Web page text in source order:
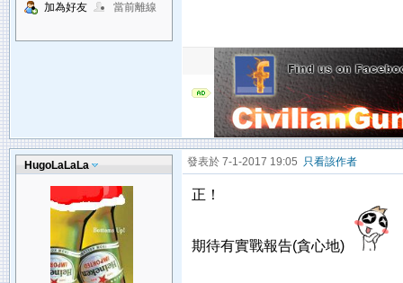
加為好友
當前離線
HugoLaLaLa 發表於 7-1-2017 19:05 只看該作者
正！
期待有實戰報告(貪心地)